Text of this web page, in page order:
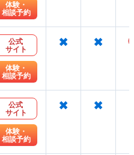
体験・
相談予約
公式
サイト
体験・
相談予約
× ×
公式
サイト
体験・
相談予約
× ×